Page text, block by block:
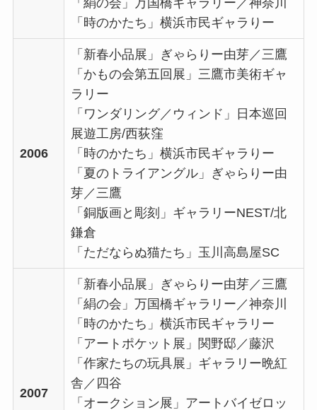
「絹の会」万国橋ギャラリー／神奈川
「時のかたち」横浜市民ギャラりー
2006
「新春小品展」ぎゃらりー由芽／三鷹
「かもの会第五回展」三鷹市美術ギャ
ラリー
「ワンダリング／ウィンド」日本巡回
展遊工房/西荻窪
「時のかたち」横浜市民ギャラりー
「夏のトライアングル」ぎゃらりー由
芽／三鷹
「銅版画と彫刻」ギャラリーNEST/北
鎌倉
「ただならぬ猫たち」玉川高島屋SC
2007
「新春小品展」ぎゃらりー由芽／三鷹
「絹の会」万国橋ギャラリー／神奈川
「時のかたち」横浜市民ギャラリー
「アートポケット展」関野邸／藤沢
「作家たちの玩具展」ギャラリー晩紅
舎／四谷
「オークション展」アートバイゼロッ